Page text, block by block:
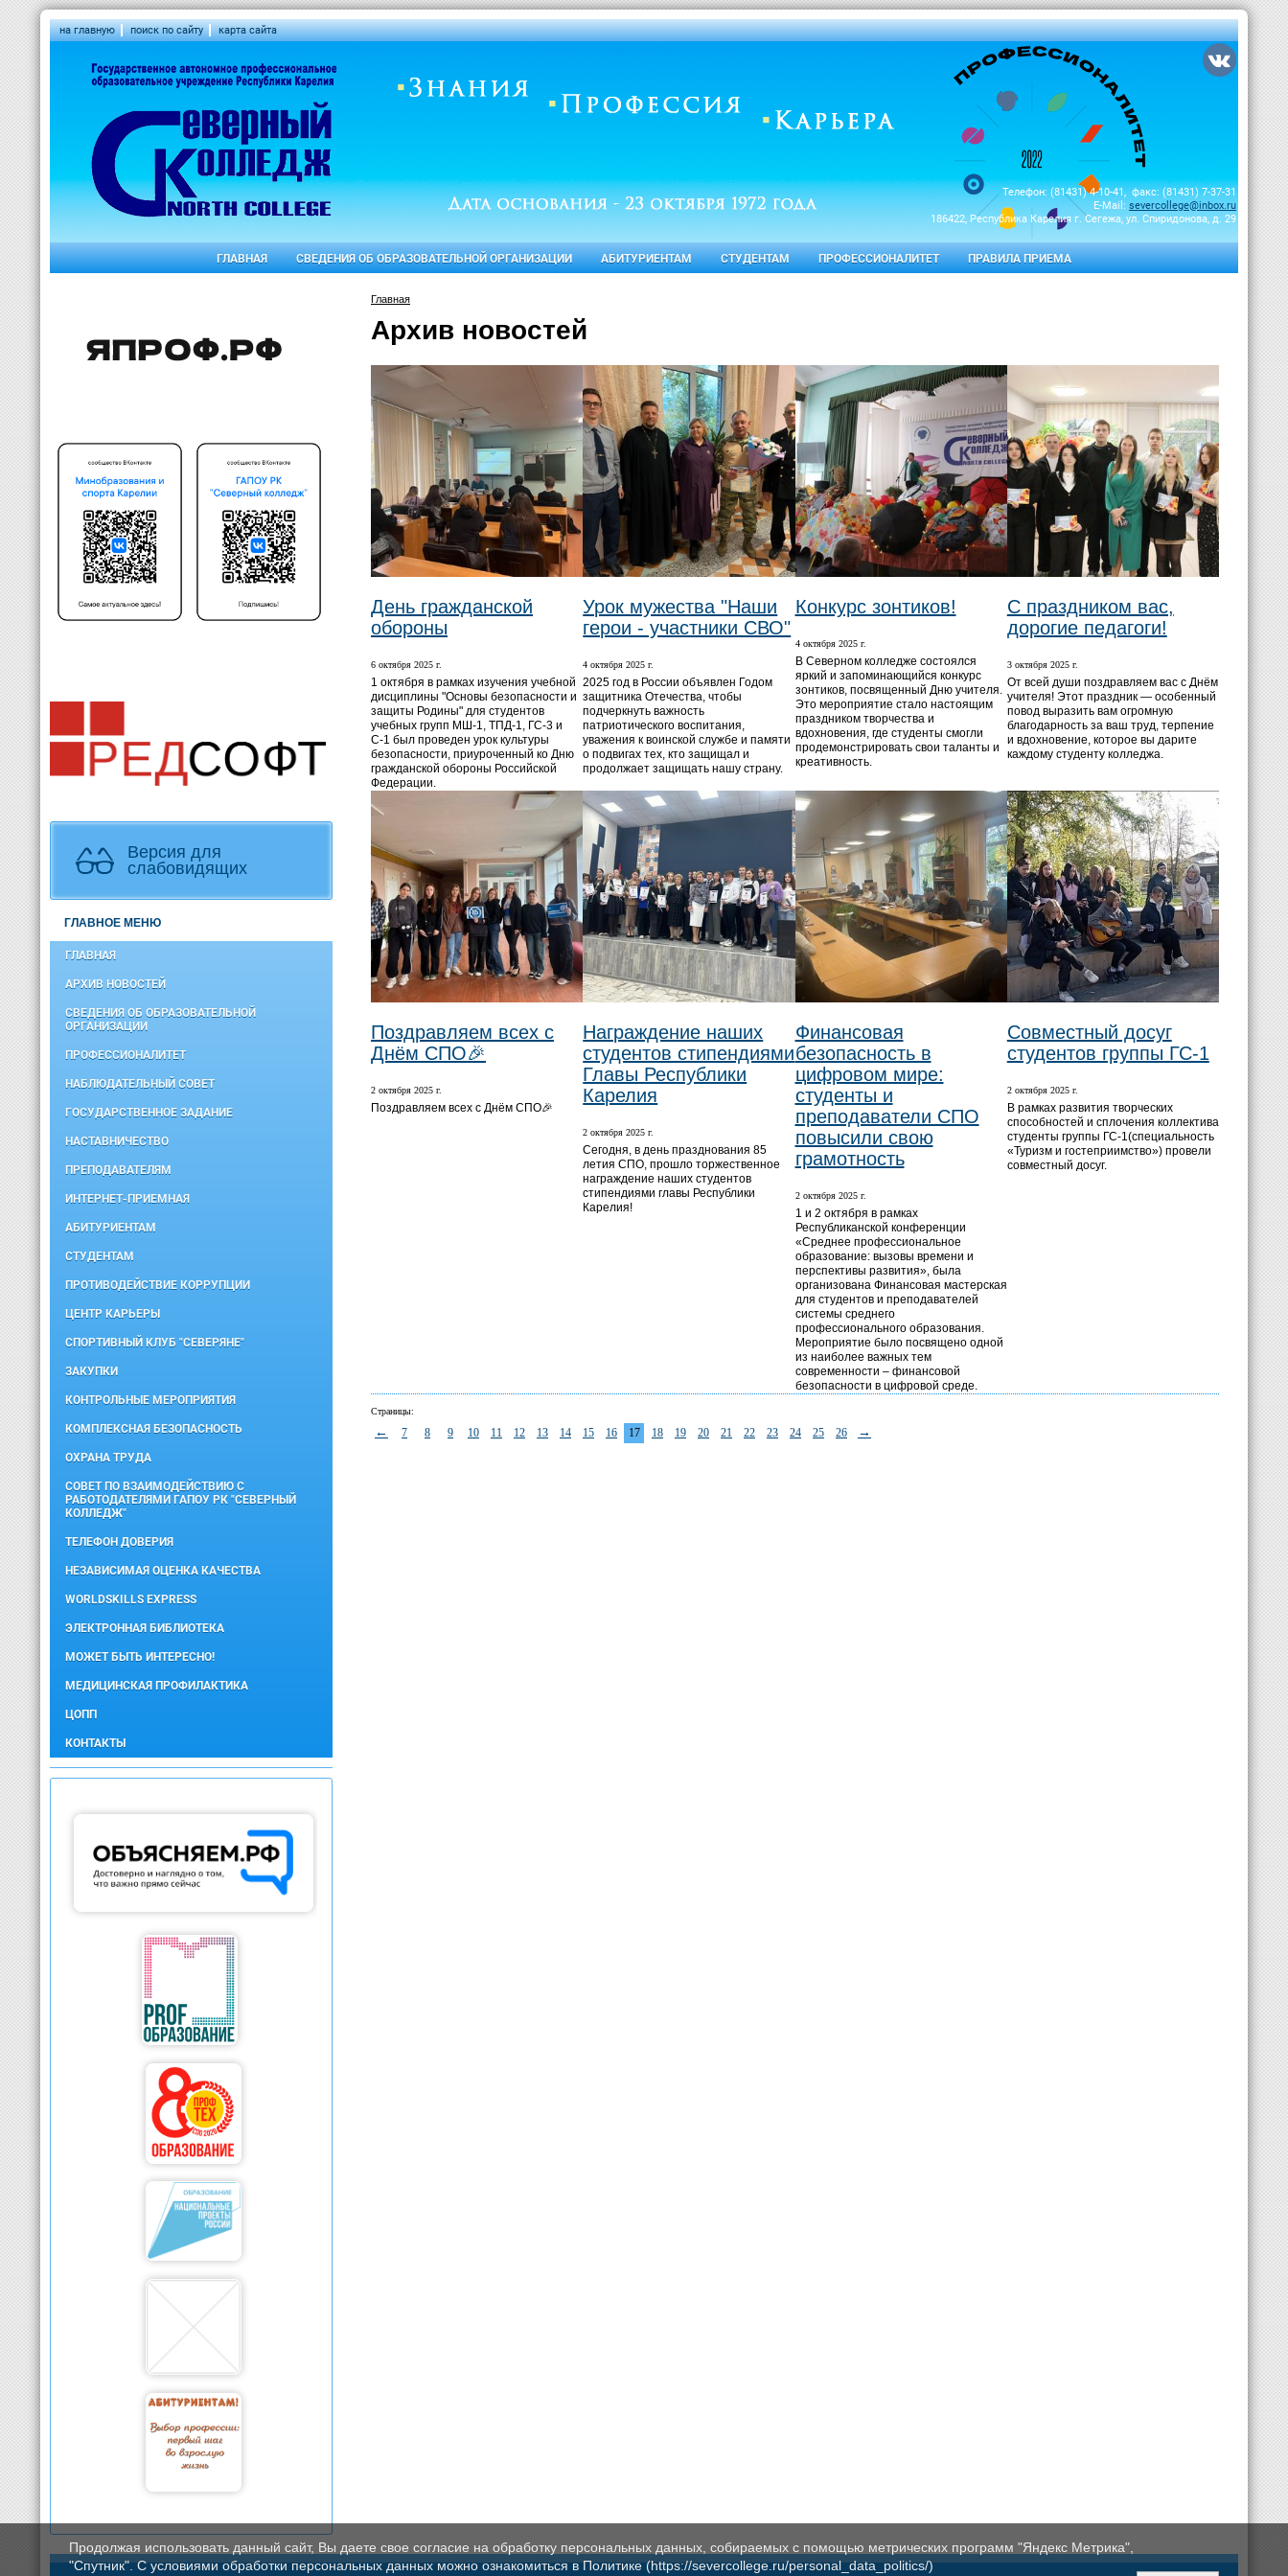
на главную поиск по сайту карта сайта
Телефон: (81431) 4-10-41, факс: (81431) 7-37-31
E-Mail: severcollege@inbox.ru
186422, Республика Карелия г. Сегежа, ул. Спиридонова, д. 29
ГЛАВНАЯ СВЕДЕНИЯ ОБ ОБРАЗОВАТЕЛЬНОЙ ОРГАНИЗАЦИИ АБИТУРИЕНТАМ СТУДЕНТАМ ПРОФЕССИОНАЛИТЕТ ПРАВИЛА ПРИЕМА
Версия для
слабовидящих
ГЛАВНОЕ МЕНЮ
ГЛАВНАЯ
АРХИВ НОВОСТЕЙ
СВЕДЕНИЯ ОБ ОБРАЗОВАТЕЛЬНОЙ
ОРГАНИЗАЦИИ
ПРОФЕССИОНАЛИТЕТ
НАБЛЮДАТЕЛЬНЫЙ СОВЕТ
ГОСУДАРСТВЕННОЕ ЗАДАНИЕ
НАСТАВНИЧЕСТВО
ПРЕПОДАВАТЕЛЯМ
ИНТЕРНЕТ-ПРИЕМНАЯ
АБИТУРИЕНТАМ
СТУДЕНТАМ
ПРОТИВОДЕЙСТВИЕ КОРРУПЦИИ
ЦЕНТР КАРЬЕРЫ
СПОРТИВНЫЙ КЛУБ "СЕВЕРЯНЕ"
ЗАКУПКИ
КОНТРОЛЬНЫЕ МЕРОПРИЯТИЯ
КОМПЛЕКСНАЯ БЕЗОПАСНОСТЬ
ОХРАНА ТРУДА
СОВЕТ ПО ВЗАИМОДЕЙСТВИЮ С
РАБОТОДАТЕЛЯМИ ГАПОУ РК "СЕВЕРНЫЙ
КОЛЛЕДЖ"
ТЕЛЕФОН ДОВЕРИЯ
НЕЗАВИСИМАЯ ОЦЕНКА КАЧЕСТВА
WORLDSKILLS EXPRESS
ЭЛЕКТРОННАЯ БИБЛИОТЕКА
МОЖЕТ БЫТЬ ИНТЕРЕСНО!
МЕДИЦИНСКАЯ ПРОФИЛАКТИКА
ЦОПП
КОНТАКТЫ
Главная
Архив новостей
День гражданской
обороны
6 октября 2025 г.
1 октября в рамках изучения учебной
дисциплины "Основы безопасности и
защиты Родины" для студентов
учебных групп МШ-1, ТПД-1, ГС-3 и
С-1 был проведен урок культуры
безопасности, приуроченный ко Дню
гражданской обороны Российской
Федерации.
Урок мужества "Наши
герои - участники СВО"
4 октября 2025 г.
2025 год в России объявлен Годом
защитника Отечества, чтобы
подчеркнуть важность
патриотического воспитания,
уважения к воинской службе и памяти
о подвигах тех, кто защищал и
продолжает защищать нашу страну.
Конкурс зонтиков!
4 октября 2025 г.
В Северном колледже состоялся
яркий и запоминающийся конкурс
зонтиков, посвященный Дню учителя.
Это мероприятие стало настоящим
праздником творчества и
вдохновения, где студенты смогли
продемонстрировать свои таланты и
креативность.
С праздником вас,
дорогие педагоги!
3 октября 2025 г.
От всей души поздравляем вас с Днём
учителя! Этот праздник — особенный
повод выразить вам огромную
благодарность за ваш труд, терпение
и вдохновение, которое вы дарите
каждому студенту колледжа.
Поздравляем всех с
Днём СПО🎉
2 октября 2025 г.
Поздравляем всех с Днём СПО🎉
Награждение наших
студентов стипендиями
Главы Республики
Карелия
2 октября 2025 г.
Сегодня, в день празднования 85
летия СПО, прошло торжественное
награждение наших студентов
стипендиями главы Республики
Карелия!
Финансовая
безопасность в
цифровом мире:
студенты и
преподаватели СПО
повысили свою
грамотность
2 октября 2025 г.
1 и 2 октября в рамках
Республиканской конференции
«Среднее профессиональное
образование: вызовы времени и
перспективы развития», была
организована Финансовая мастерская
для студентов и преподавателей
системы среднего
профессионального образования.
Мероприятие было посвящено одной
из наиболее важных тем
современности – финансовой
безопасности в цифровой среде.
Совместный досуг
студентов группы ГС-1
2 октября 2025 г.
В рамках развития творческих
способностей и сплочения коллектива
студенты группы ГС-1(специальность
«Туризм и гостеприимство») провели
совместный досуг.
Страницы:
← 7 8 9 10 11 12 13 14 15 16 17 18 19 20 21 22 23 24 25 26 →
Продолжая использовать данный сайт, Вы даете свое согласие на обработку персональных данных, собираемых с помощью метрических программ "Яндекс Метрика",
"Спутник". С условиями обработки персональных данных можно ознакомиться в Политике (https://severcollege.ru/personal_data_politics/)